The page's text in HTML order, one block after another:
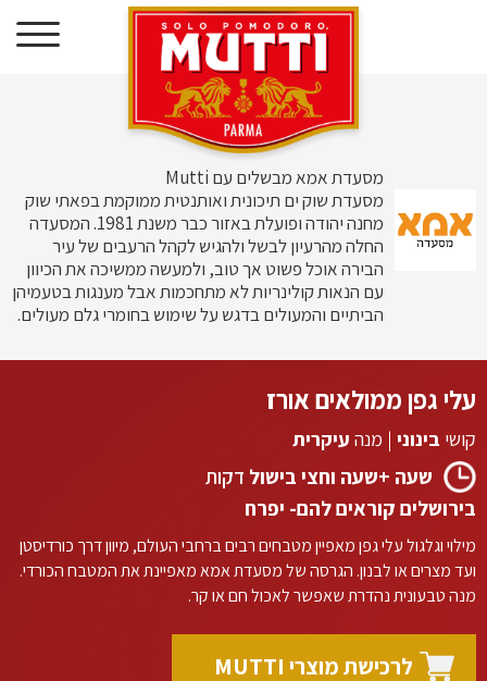
מסעדת אמא מבשלים עם Mutti
מסעדת שוק ים תיכונית ואותנטית ממוקמת בפאתי שוק
מחנה יהודה ופועלת באזור כבר משנת 1981. המסעדה
החלה מהרעיון לבשל ולהגיש לקהל הרעבים של עיר
הבירה אוכל פשוט אך טוב, ולמעשה ממשיכה את הכיוון
עם הנאות קולינריות לא מתחכמות אבל מענגות בטעמיהן
הביתיים והמעולים בדגש על שימוש בחומרי גלם מעולים.
עלי גפן ממולאים אורז
קושי בינוני | מנה עיקרית
שעה +שעה וחצי בישול דקות
בירושלים קוראים להם- יפרח
מילוי וגלגול עלי גפן מאפיין מטבחים רבים ברחבי העולם, מיוון דרך כורדיסטן
ועד מצרים או לבנון. הגרסה של מסעדת אמא מאפיינת את המטבח הכורדי.
מנה טבעונית נהדרת שאפשר לאכול חם או קר.
לרכישת מוצרי MUTTI